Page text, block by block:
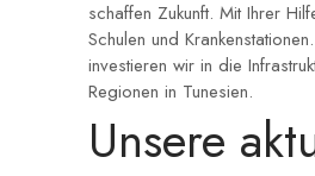
schaffen Zukunft. Mit Ihrer
Schulen und
investieren wir in die
Regionen in Tunesien.
Unsere